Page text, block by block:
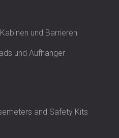
und Barrieren
und Aufhänger
and Safety Kits